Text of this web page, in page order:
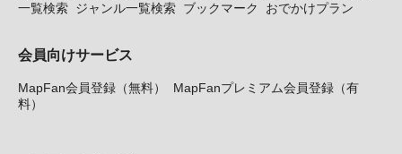
一覧検索 ジャンル一覧検索 ブックマーク おでかけプラン
会員向けサービス
MapFan会員登録（無料）
MapFanプレミアム会員登録（有
料）